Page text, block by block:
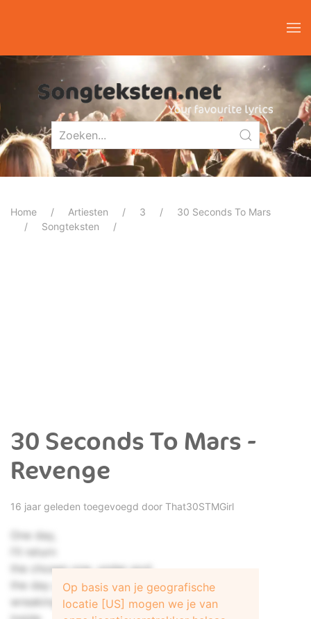
Home Artiesten 3
30 Seconds To Mars
Songteksten
30 Seconds To Mars -
Revenge
16 jaar geleden toegevoegd door That30STMGirl
One day,
I'll return
the chosen one, under god.
the day goes on,
wreaking havoc
Op basis van je geografische
locatie [US] mogen we je van